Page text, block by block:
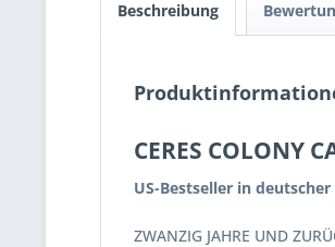
Beschreibung
CERES COLONY
US-Bestseller in
ZWANZIG JAHRE UND